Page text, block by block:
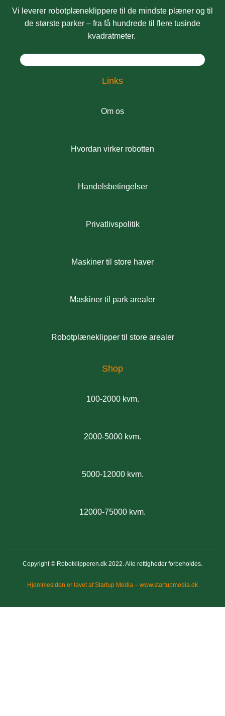
Vi leverer robotplæneklippere til de mindste plæner og til
de største parker – fra få hundrede til flere tusinde
kvadratmeter.
Links
Om os
Hvordan virker robotten
Handelsbetingelser
Privatlivspolitik
Maskiner til store haver
Maskiner til park arealer
Robotplæneklipper til store arealer
Shop
100-2000 kvm.
2000-5000 kvm.
5000-12000 kvm.
12000-75000 kvm.
Copyright © Robotklipperen.dk 2022. Alle rettigheder forbeholdes.
Hjemmesiden er lavet af Startup Media – www.startupmedia.dk